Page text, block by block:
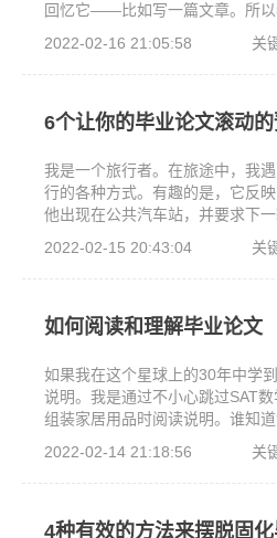
回忆它——比如写一篇文章。所以
2022-02-16 21:05:58
关
6个让你的毕业论文滚动
我是一个旅行者。在旅途中，我
行的各种方式。有趣的是，它反
他出现在公共汽车站，并要求下
去了。另一方面，我亲切地称之
目的地方向滚动之前就知道她将
法可以为旅行做准备一样，有很
2022-02-15 20:43:04 关
如何阅读和理解毕业论文
如果我在这个星球上的30年中学
说明。我是通过不小心跳过SAT
组装家居用品时阅读说明。谁知
2022-02-14 21:18:56
关
4种有效的方法来摆脱固